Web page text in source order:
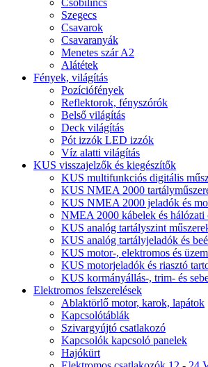
Szegecs
Csavarok
Csavaranyák
Menetes szár A2
Alátétek
Fények, világítás
Pozíciófények
Reflektorok, fényszórók
Belső világítás
Deck világítás
Pót izzók LED izzók
Víz alatti világítás
KUS visszajelzők és kiegészítők
KUS multifunkciós digitális
KUS NMEA 2000
KUS NMEA 2000 jeladók és
NMEA 2000 kábelek és hálózati
KUS analóg tartályszint
KUS analóg tartályjeladók és
KUS motor-, elektromos és
KUS motorjeladók és riasztó
KUS kormányállás-, trim- és
Elektromos felszerelések
Ablaktörlő motor, karok, lapátok
Kapcsolótáblák
Szivargyújtó csatlakozó
Kapcsolók kapcsoló panelek
Hajókürt